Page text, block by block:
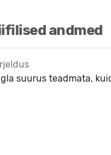
andmed
suurus teadmata,